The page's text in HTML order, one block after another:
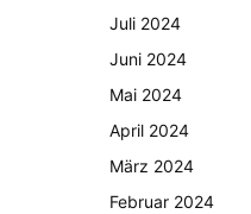
Juli 2024
Juni 2024
Mai 2024
April 2024
März 2024
Februar 2024